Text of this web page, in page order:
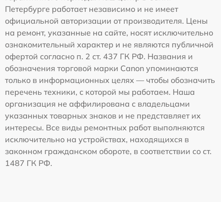
Петербурге работает независимо и не имеет
официальной авторизации от производителя. Цены
на ремонт, указанные на сайте, носят исключительно
ознакомительный характер и не являются публичной
офертой согласно п. 2 ст. 437 ГК РФ. Названия и
обозначения торговой марки Canon упоминаются
только в информационных целях — чтобы обозначить
перечень техники, с которой мы работаем. Наша
организация не аффилирована с владельцами
указанных товарных знаков и не представляет их
интересы. Все виды ремонтных работ выполняются
исключительно на устройствах, находящихся в
законном гражданском обороте, в соответствии со ст.
1487 ГК РФ.